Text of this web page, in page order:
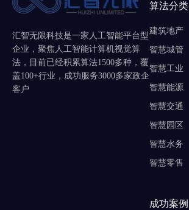
汇智无限科技是一家人工智能平台型
企业，聚焦人工智能计算机视觉算
法，目前已经积累算法1500多种，覆
盖100+行业，成功服务3000多家政企
客户
算法分类
建筑地产
智慧城管
智慧工业
智慧能源
智慧交通
智慧园区
智慧水务
智慧零售
成功案例